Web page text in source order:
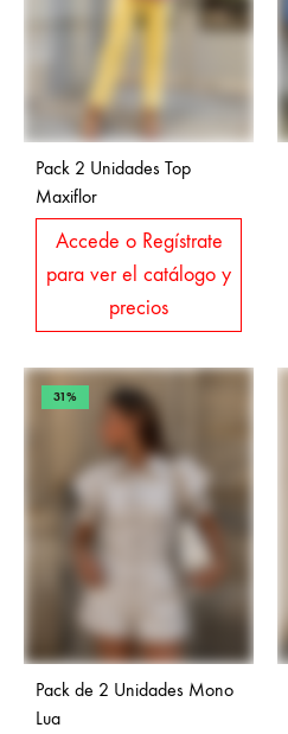
Pack 2 Unidades Top
Maxiflor
Accede o Regístrate
para ver el catálogo y
precios
31%
Pack de 2 Unidades Mono
Lua